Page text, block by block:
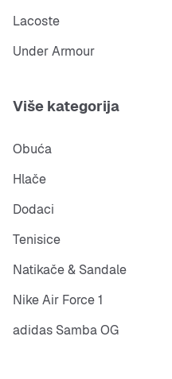
Lacoste
Under Armour
Više kategorija
Obuća
Hlače
Dodaci
Tenisice
Natikače & Sandale
Nike Air Force 1
adidas Samba OG